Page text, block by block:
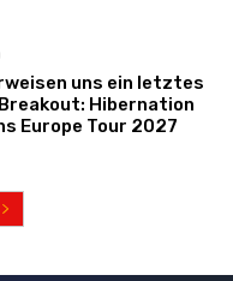
uns ein letztes
Hibernation
Europe Tour 2027